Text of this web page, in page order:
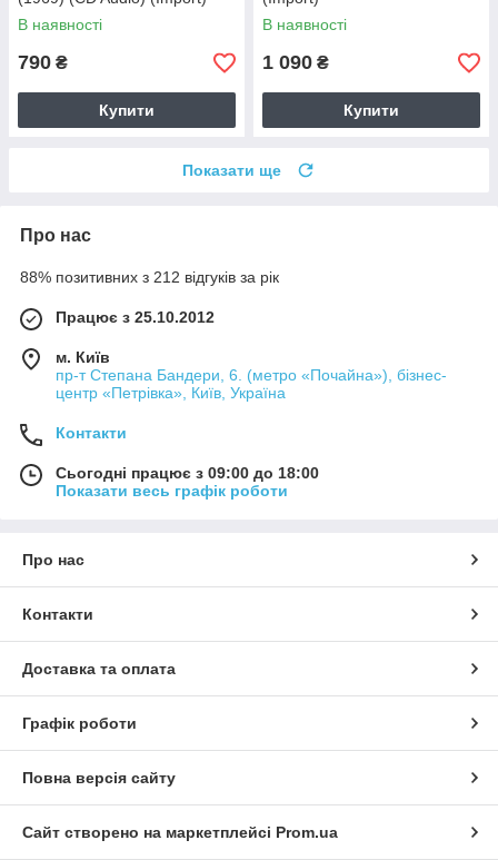
В наявності
790 ₴
Купити
В наявності
1 090 ₴
Купити
Показати ще
Про нас
88% позитивних з 212 відгуків за рік
Працює з 25.10.2012
м. Київ
пр-т Степана Бандери, 6. (метро «Почайна»), бізнес-
центр «Петрівка», Київ, Україна
Контакти
Сьогодні працює з 09:00 до 18:00
Показати весь графік роботи
Про нас
Контакти
Доставка та оплата
Графік роботи
Повна версія сайту
Сайт створено на маркетплейсі Prom.ua